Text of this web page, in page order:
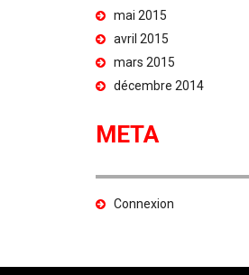
mai 2015
avril 2015
mars 2015
décembre 2014
META
Connexion